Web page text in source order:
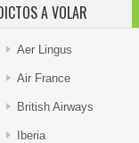
A VOLAR
Aer Lingus
Air France
British Airways
Iberia